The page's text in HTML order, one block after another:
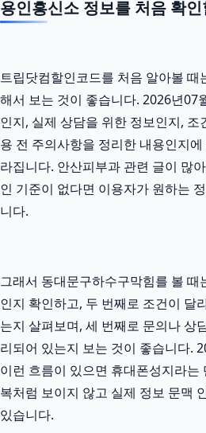
용인흥신소 정보를 처음 확
트립닷컴할인코드를 처음 알아볼 때
해서 보는 것이 좋습니다. 2026년07
인지, 실제 상담을 위한 정보인지, 조
용 전 주의사항을 정리한 내용인지
라집니다. 안산피부과 관련 글이 많
인 기준이 없다면 이용자가 원하는
니다.
그래서 동대문구하수구막힘를 볼 때
인지 확인하고, 두 번째로 조건이 달
는지 살펴보며, 세 번째로 문의나 상
리되어 있는지 보는 것이 좋습니다.
이런 흐름이 있으면 휴대폰성지라
복처럼 보이지 않고 실제 정보 문맥
있습니다.